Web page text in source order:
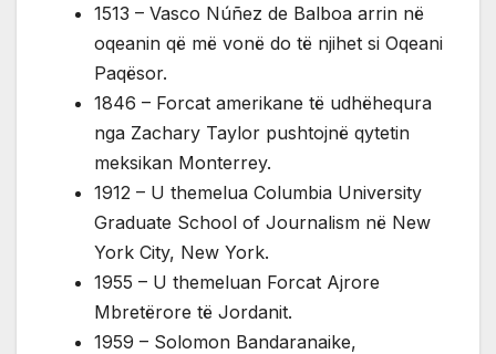
1513 – Vasco Núñez de Balboa arrin në
oqeanin që më vonë do të njihet si Oqeani
Paqësor.
1846 – Forcat amerikane të udhëhequra
nga Zachary Taylor pushtojnë qytetin
meksikan Monterrey.
1912 – U themelua Columbia University
Graduate School of Journalism në New
York City, New York.
1955 – U themeluan Forcat Ajrore
Mbretërore të Jordanit.
1959 – Solomon Bandaranaike,